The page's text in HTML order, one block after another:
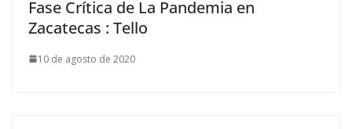
Fase Crítica de La Pandemia en
Zacatecas : Tello
10 de agosto de 2020